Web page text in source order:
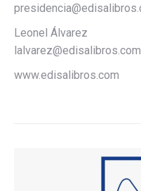
Leonel Álvarez
lalvarez@edisalibros.com
www.edisalibros.com